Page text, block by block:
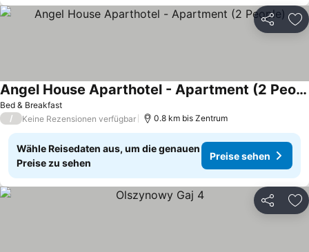
Teilen
Bed & Breakfast
Angel House Aparthotel - Apartment (2 People)
/ Keine Rezensionen verfügbar 0.8 km bis Zentrum
Wähle Reisedaten aus, um die genauen
Preise zu sehen
Preise sehen
Teilen